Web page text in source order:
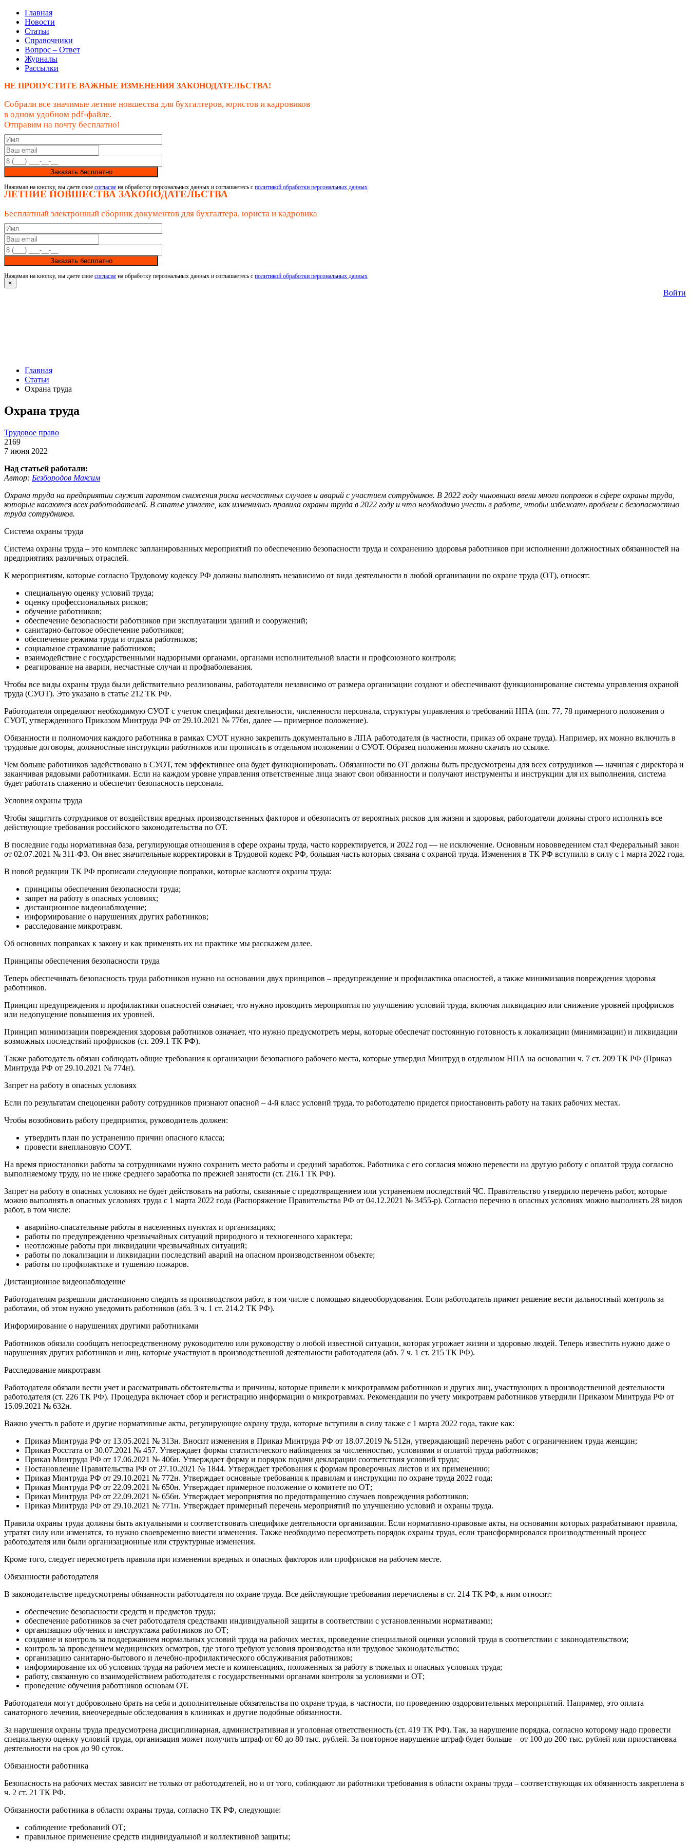
Главная
Новости
Статьи
Справочники
Вопрос – Ответ
Журналы
Рассылки
НЕ ПРОПУСТИТЕ ВАЖНЫЕ ИЗМЕНЕНИЯ ЗАКОНОДАТЕЛЬСТВА!
Собрали все значимые летние новшества для бухгалтеров, юристов и кадровиков
в одном удобном pdf-файле.
Отправим на почту бесплатно!
Заказать бесплатно
Нажимая на кнопку, вы даете свое согласие на обработку персональных данных и соглашаетесь с политикой обработки персональных данных
ЛЕТНИЕ НОВШЕСТВА ЗАКОНОДАТЕЛЬСТВА
Бесплатный электронный сборник документов для бухгалтера, юриста и кадровика
Заказать бесплатно
Нажимая на кнопку, вы даете свое согласие на обработку персональных данных и соглашаетесь с политикой обработки персональных данных
×
Войти
Главная
Статьи
Охрана труда
Охрана труда
Трудовое право
2169
7 июня 2022
Над статьей работали:
Автор: Безбородов Максим
Охрана труда на предприятии служит гарантом снижения риска несчастных случаев и аварий с участием сотрудников. В 2022 году чиновники ввели много поправок в сфере охраны труда,
которые касаются всех работодателей. В статье узнаете, как изменились правила охраны труда в 2022 году и что необходимо учесть в работе, чтобы избежать проблем с безопасностью
труда сотрудников.
Система охраны труда
Система охраны труда – это комплекс запланированных мероприятий по обеспечению безопасности труда и сохранению здоровья работников при исполнении должностных обязанностей на
предприятиях различных отраслей.
К мероприятиям, которые согласно Трудовому кодексу РФ должны выполнять независимо от вида деятельности в любой организации по охране труда (ОТ), относят:
специальную оценку условий труда;
оценку профессиональных рисков;
обучение работников;
обеспечение безопасности работников при эксплуатации зданий и сооружений;
санитарно-бытовое обеспечение работников;
обеспечение режима труда и отдыха работников;
социальное страхование работников;
взаимодействие с государственными надзорными органами, органами исполнительной власти и профсоюзного контроля;
реагирование на аварии, несчастные случаи и профзаболевания.
Чтобы все виды охраны труда были действительно реализованы, работодатели независимо от размера организации создают и обеспечивают функционирование системы управления охраной
труда (СУОТ). Это указано в статье 212 ТК РФ.
Работодатели определяют необходимую СУОТ с учетом специфики деятельности, численности персонала, структуры управления и требований НПА (пп. 77, 78 примерного положения о
СУОТ, утвержденного Приказом Минтруда РФ от 29.10.2021 № 776н, далее — примерное положение).
Обязанности и полномочия каждого работника в рамках СУОТ нужно закрепить документально в ЛПА работодателя (в частности, приказ об охране труда). Например, их можно включить в
трудовые договоры, должностные инструкции работников или прописать в отдельном положении о СУОТ. Образец положения можно скачать по ссылке.
Чем больше работников задействовано в СУОТ, тем эффективнее она будет функционировать. Обязанности по ОТ должны быть предусмотрены для всех сотрудников — начиная с директора и
заканчивая рядовыми работниками. Если на каждом уровне управления ответственные лица знают свои обязанности и получают инструменты и инструкции для их выполнения, система
будет работать слаженно и обеспечит безопасность персонала.
Условия охраны труда
Чтобы защитить сотрудников от воздействия вредных производственных факторов и обезопасить от вероятных рисков для жизни и здоровья, работодатели должны строго исполнять все
действующие требования российского законодательства по ОТ.
В последние годы нормативная база, регулирующая отношения в сфере охраны труда, часто корректируется, и 2022 год — не исключение. Основным нововведением стал Федеральный закон
от 02.07.2021 № 311-ФЗ. Он внес значительные корректировки в Трудовой кодекс РФ, большая часть которых связана с охраной труда. Изменения в ТК РФ вступили в силу с 1 марта 2022 года.
В новой редакции ТК РФ прописали следующие поправки, которые касаются охраны труда:
принципы обеспечения безопасности труда;
запрет на работу в опасных условиях;
дистанционное видеонаблюдение;
информирование о нарушениях других работников;
расследование микротравм.
Об основных поправках к закону и как применять их на практике мы расскажем далее.
Принципы обеспечения безопасности труда
Теперь обеспечивать безопасность труда работников нужно на основании двух принципов – предупреждение и профилактика опасностей, а также минимизация повреждения здоровья
работников.
Принцип предупреждения и профилактики опасностей означает, что нужно проводить мероприятия по улучшению условий труда, включая ликвидацию или снижение уровней профрисков
или недопущение повышения их уровней.
Принцип минимизации повреждения здоровья работников означает, что нужно предусмотреть меры, которые обеспечат постоянную готовность к локализации (минимизации) и ликвидации
возможных последствий профрисков (ст. 209.1 ТК РФ).
Также работодатель обязан соблюдать общие требования к организации безопасного рабочего места, которые утвердил Минтруд в отдельном НПА на основании ч. 7 ст. 209 ТК РФ (Приказ
Минтруда РФ от 29.10.2021 № 774н).
Запрет на работу в опасных условиях
Если по результатам спецоценки работу сотрудников признают опасной – 4-й класс условий труда, то работодателю придется приостановить работу на таких рабочих местах.
Чтобы возобновить работу предприятия, руководитель должен:
утвердить план по устранению причин опасного класса;
провести внеплановую СОУТ.
На время приостановки работы за сотрудниками нужно сохранить место работы и средний заработок. Работника с его согласия можно перевести на другую работу с оплатой труда согласно
выполняемому труду, но не ниже среднего заработка по прежней занятости (ст. 216.1 ТК РФ).
Запрет на работу в опасных условиях не будет действовать на работы, связанные с предотвращением или устранением последствий ЧС. Правительство утвердило перечень работ, которые
можно выполнять в опасных условиях труда с 1 марта 2022 года (Распоряжение Правительства РФ от 04.12.2021 № 3455-р). Согласно перечню в опасных условиях можно выполнять 28 видов
работ, в том числе:
аварийно-спасательные работы в населенных пунктах и организациях;
работы по предупреждению чрезвычайных ситуаций природного и техногенного характера;
неотложные работы при ликвидации чрезвычайных ситуаций;
работы по локализации и ликвидации последствий аварий на опасном производственном объекте;
работы по профилактике и тушению пожаров.
Дистанционное видеонаблюдение
Работодателям разрешили дистанционно следить за производством работ, в том числе с помощью видеооборудования. Если работодатель примет решение вести дальностный контроль за
работами, об этом нужно уведомить работников (абз. 3 ч. 1 ст. 214.2 ТК РФ).
Информирование о нарушениях другими работниками
Работников обязали сообщать непосредственному руководителю или руководству о любой известной ситуации, которая угрожает жизни и здоровью людей. Теперь известить нужно даже о
нарушениях других работников и лиц, которые участвуют в производственной деятельности работодателя (абз. 7 ч. 1 ст. 215 ТК РФ).
Расследование микротравм
Работодателя обязали вести учет и рассматривать обстоятельства и причины, которые привели к микротравмам работников и других лиц, участвующих в производственной деятельности
работодателя (ст. 226 ТК РФ). Процедура включает сбор и регистрацию информации о микротравмах. Рекомендации по учету микротравм работников утвердили Приказом Минтруда РФ от
15.09.2021 № 632н.
Важно учесть в работе и другие нормативные акты, регулирующие охрану труда, которые вступили в силу также с 1 марта 2022 года, такие как:
Приказ Минтруда РФ от 13.05.2021 № 313н. Вносит изменения в Приказ Минтруда РФ от 18.07.2019 № 512н, утверждающий перечень работ с ограничением труда женщин;
Приказ Росстата от 30.07.2021 № 457. Утверждает формы статистического наблюдения за численностью, условиями и оплатой труда работников;
Приказ Минтруда РФ от 17.06.2021 № 406н. Утверждает форму и порядок подачи декларации соответствия условий труда;
Постановление Правительства РФ от 27.10.2021 № 1844. Утверждает требования к формам проверочных листов и их применению;
Приказ Минтруда РФ от 29.10.2021 № 772н. Утверждает основные требования к правилам и инструкции по охране труда 2022 года;
Приказ Минтруда РФ от 22.09.2021 № 650н. Утверждает примерное положение о комитете по ОТ;
Приказ Минтруда РФ от 22.09.2021 № 656н. Утверждает мероприятия по предотвращению случаев повреждения работников;
Приказ Минтруда РФ от 29.10.2021 № 771н. Утверждает примерный перечень мероприятий по улучшению условий и охраны труда.
Правила охраны труда должны быть актуальными и соответствовать специфике деятельности организации. Если нормативно-правовые акты, на основании которых разрабатывают правила,
утратят силу или изменятся, то нужно своевременно внести изменения. Также необходимо пересмотреть порядок охраны труда, если трансформировался производственный процесс
работодателя или были организационные или структурные изменения.
Кроме того, следует пересмотреть правила при изменении вредных и опасных факторов или профрисков на рабочем месте.
Обязанности работодателя
В законодательстве предусмотрены обязанности работодателя по охране труда. Все действующие требования перечислены в ст. 214 ТК РФ, к ним относят:
обеспечение безопасности средств и предметов труда;
обеспечение работников за счет работодателя средствами индивидуальной защиты в соответствии с установленными нормативами;
организацию обучения и инструктажа работников по ОТ;
создание и контроль за поддержанием нормальных условий труда на рабочих местах, проведение специальной оценки условий труда в соответствии с законодательством;
контроль за проведением медицинских осмотров, где этого требуют условия производства или трудовое законодательство;
организацию санитарно-бытового и лечебно-профилактического обслуживания работников;
информирование их об условиях труда на рабочем месте и компенсациях, положенных за работу в тяжелых и опасных условиях труда;
работу, связанную со взаимодействием работодателя с государственными органами контроля за условиями и ОТ;
проведение обучения работников основам ОТ.
Работодатели могут добровольно брать на себя и дополнительные обязательства по охране труда, в частности, по проведению оздоровительных мероприятий. Например, это оплата
санаторного лечения, внеочередные обследования в клиниках и другие подобные обязанности.
За нарушения охраны труда предусмотрена дисциплинарная, административная и уголовная ответственность (ст. 419 ТК РФ). Так, за нарушение порядка, согласно которому надо провести
специальную оценку условий труда, организация может получить штраф от 60 до 80 тыс. рублей. За повторное нарушение штраф будет больше – от 100 до 200 тыс. рублей или приостановка
деятельности на срок до 90 суток.
Обязанности работника
Безопасность на рабочих местах зависит не только от работодателей, но и от того, соблюдают ли работники требования в области охраны труда – соответствующая их обязанность закреплена в
ч. 2 ст. 21 ТК РФ.
Обязанности работника в области охраны труда, согласно ТК РФ, следующие:
соблюдение требований ОТ;
правильное применение средств индивидуальной и коллективной защиты;